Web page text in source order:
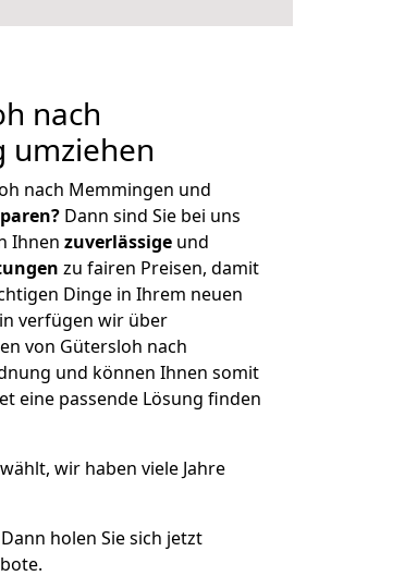
nach
umziehen
nach Memmingen und
Dann sind Sie bei uns
Ihnen zuverlässige und
zu fairen Preisen, damit
Dinge in Ihrem neuen
verfügen wir über
von Gütersloh nach
und können Ihnen somit
eine passende Lösung finden
wir haben viele Jahre
Dann holen Sie sich jetzt